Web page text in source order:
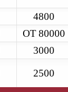
4800
ОТ 80000
3000
2500